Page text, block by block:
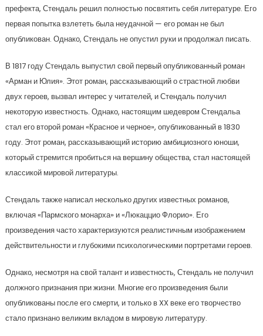
префекта, Стендаль решил полностью посвятить себя литературе. Его
первая попытка взлететь была неудачной — его роман не был
опубликован. Однако, Стендаль не опустил руки и продолжал писать.
В 1817 году Стендаль выпустил свой первый опубликованный роман
«Арман и Юлия». Этот роман, рассказывающий о страстной любви
двух героев, вызвал интерес у читателей, и Стендаль получил
некоторую известность. Однако, настоящим шедевром Стендальа
стал его второй роман «Красное и черное», опубликованный в 1830
году. Этот роман, рассказывающий историю амбициозного юноши,
который стремится пробиться на вершину общества, стал настоящей
классикой мировой литературы.
Стендаль также написал несколько других известных романов,
включая «Пармского монарха» и «Люкаццио Флорио». Его
произведения часто характеризуются реалистичным изображением
действительности и глубокими психологическими портретами героев.
Однако, несмотря на свой талант и известность, Стендаль не получил
должного признания при жизни. Многие его произведения были
опубликованы после его смерти, и только в XX веке его творчество
стало признано великим вкладом в мировую литературу.